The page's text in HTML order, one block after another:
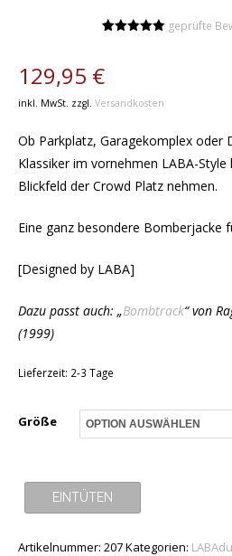
basierend
Kundenbewertung
geprüfte
129,95 €
inkl. MwSt. zzgl. Versandkosten
Ob Parkplatz, Garagekomplex oder
Klassiker im vornehmen LABA-
Blickfeld der Crowd Platz nehmen.
Eine ganz besondere Bomberjacke
[Designed by LABA]
Dazu passt auch: „Bombtrack“ von
(1999)
Lieferzeit: 2-3 Tage
Größe
EINTÜTEN
Artikelnummer: 207Kategorien: